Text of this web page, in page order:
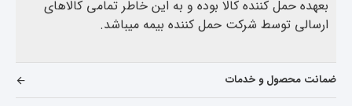
بعهده حمل کننده کالا بوده و به این خاطر تمامی کالاهای
ارسالی توسط شرکت حمل کننده بیمه میباشد.
ضمانت محصول و خدمات